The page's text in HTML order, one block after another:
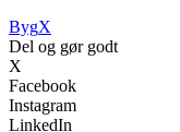
BygX
Del og gør godt
X
Facebook
Instagram
LinkedIn